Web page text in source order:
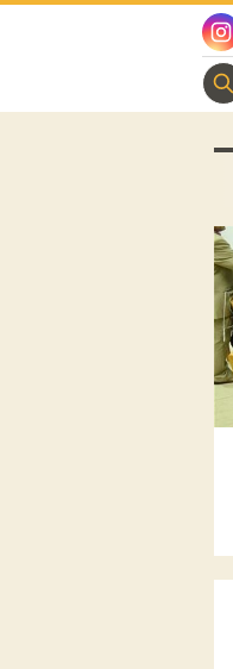
instagram
مسيحية